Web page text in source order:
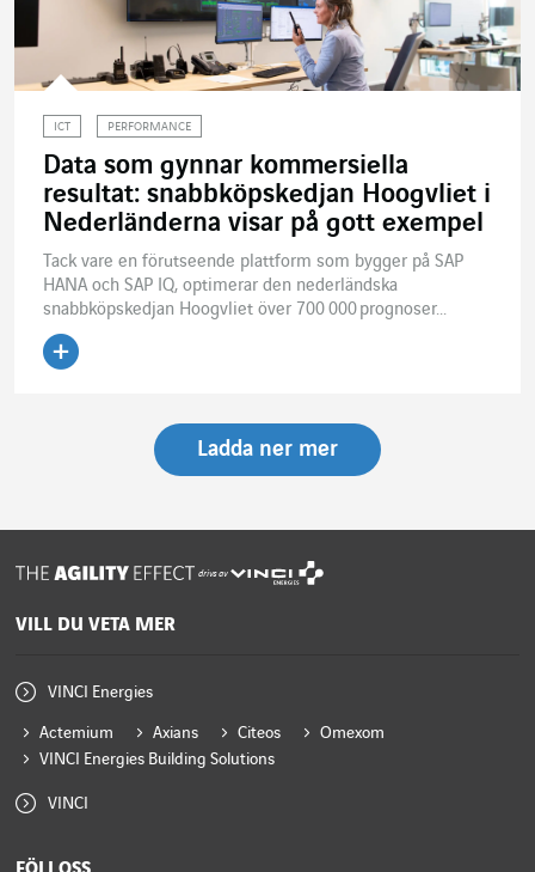
ICT PERFORMANCE
Data som gynnar kommersiella
resultat: snabbköpskedjan Hoogvliet i
Nederländerna visar på gott exempel
Tack vare en förutseende plattform som bygger på SAP
HANA och SAP IQ, optimerar den nederländska
snabbköpskedjan Hoogvliet över 700 000 prognoser...
Ladda ner mer
drivs av
VILL DU VETA MER
VINCI Energies
Actemium Axians Citeos
Omexom
VINCI Energies Building Solutions
VINCI